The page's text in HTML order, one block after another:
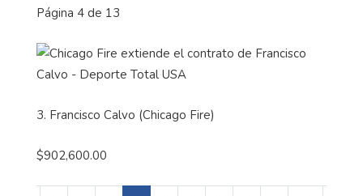
Página 4 de 13
3. Francisco Calvo (Chicago Fire)
$902,600.00